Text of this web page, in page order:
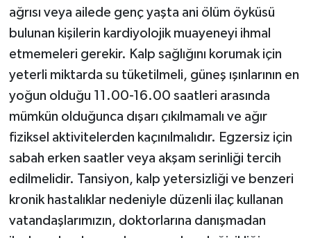
ağrısı veya ailede genç yaşta ani ölüm öyküsü
bulunan kişilerin kardiyolojik muayeneyi ihmal
etmemeleri gerekir. Kalp sağlığını korumak için
yeterli miktarda su tüketilmeli, güneş ışınlarının en
yoğun olduğu 11.00-16.00 saatleri arasında
mümkün olduğunca dışarı çıkılmamalı ve ağır
fiziksel aktivitelerden kaçınılmalıdır. Egzersiz için
sabah erken saatler veya akşam serinliği tercih
edilmelidir. Tansiyon, kalp yetersizliği ve benzeri
kronik hastalıklar nedeniyle düzenli ilaç kullanan
vatandaşlarımızın, doktorlarına danışmadan